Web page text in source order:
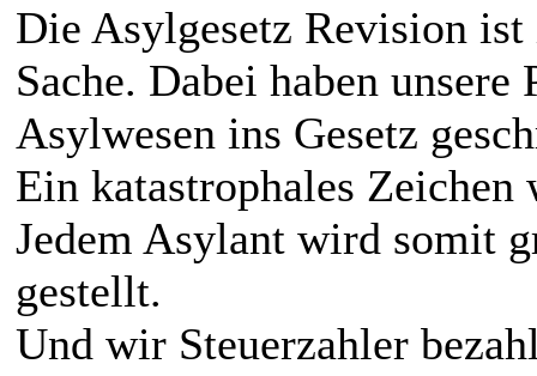
Die Asylgesetz Revision ist
Sache. Dabei haben
Asylwesen ins Gesetz
Ein katastrophales Zeichen
Jedem Asylant wird somit
gestellt.
Und wir Steuerzahler